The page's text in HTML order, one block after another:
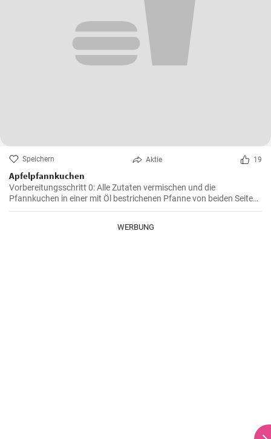
Speichern Aktie 19
Apfelpfannkuchen
Vorbereitungsschritt 0: Alle Zutaten vermischen und die
Pfannkuchen in einer mit Öl bestrichenen Pfanne von beiden Seiten
braten.
WERBUNG